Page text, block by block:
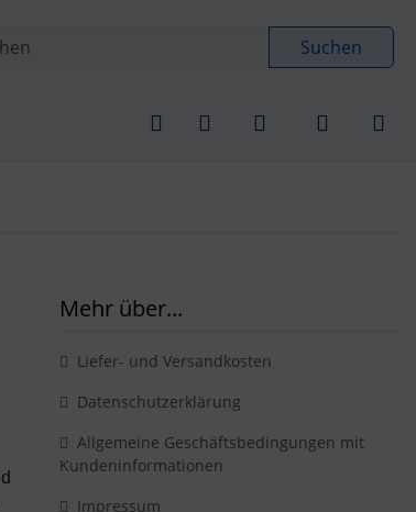
zu den allgemeinen Informationen
Suchen
Mehr über...
Liefer- und Versandkosten
Datenschutzerklärung
Allgemeine Geschäftsbedingungen mit
Kundeninformationen
Impressum